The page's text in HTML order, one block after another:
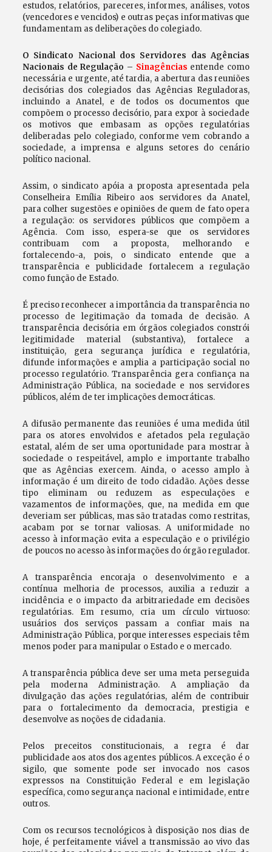
estudos, relatórios, pareceres, informes, análises, votos
(vencedores e vencidos) e outras peças informativas que
fundamentam as deliberações do colegiado.
O Sindicato Nacional dos Servidores das Agências
Nacionais de Regulação – Sinagências entende como
necessária e urgente, até tardia, a abertura das reuniões
decisórias dos colegiados das Agências Reguladoras,
incluindo a Anatel, e de todos os documentos que
compõem o processo decisório, para expor à sociedade
os motivos que embasam as opções regulatórias
deliberadas pelo colegiado, conforme vem cobrando a
sociedade, a imprensa e alguns setores do cenário
político nacional.
Assim, o sindicato apóia a proposta apresentada pela
Conselheira Emília Ribeiro aos servidores da Anatel,
para colher sugestões e opiniões de quem de fato opera
a regulação: os servidores públicos que compõem a
Agência. Com isso, espera-se que os servidores
contribuam com a proposta, melhorando e
fortalecendo-a, pois, o sindicato entende que a
transparência e publicidade fortalecem a regulação
como função de Estado.
É preciso reconhecer a importância da transparência no
processo de legitimação da tomada de decisão. A
transparência decisória em órgãos colegiados constrói
legitimidade material (substantiva), fortalece a
instituição, gera segurança jurídica e regulatória,
difunde informações e amplia a participação social no
processo regulatório. Transparência gera confiança na
Administração Pública, na sociedade e nos servidores
públicos, além de ter implicações democráticas.
A difusão permanente das reuniões é uma medida útil
para os atores envolvidos e afetados pela regulação
estatal, além de ser uma oportunidade para mostrar à
sociedade o respeitável, amplo e importante trabalho
que as Agências exercem. Ainda, o acesso amplo à
informação é um direito de todo cidadão. Ações desse
tipo eliminam ou reduzem as especulações e
vazamentos de informações, que, na medida em que
deveriam ser públicas, mas são tratadas como restritas,
acabam por se tornar valiosas. A uniformidade no
acesso à informação evita a especulação e o privilégio
de poucos no acesso às informações do órgão regulador.
A transparência encoraja o desenvolvimento e a
contínua melhoria de processos, auxilia a reduzir a
incidência e o impacto da arbitrariedade em decisões
regulatórias. Em resumo, cria um círculo virtuoso:
usuários dos serviços passam a confiar mais na
Administração Pública, porque interesses especiais têm
menos poder para manipular o Estado e o mercado.
A transparência pública deve ser uma meta perseguida
pela moderna Administração. A ampliação da
divulgação das ações regulatórias, além de contribuir
para o fortalecimento da democracia, prestigia e
desenvolve as noções de cidadania.
Pelos preceitos constitucionais, a regra é dar
publicidade aos atos dos agentes públicos. A exceção é o
sigilo, que somente pode ser invocado nos casos
expressos na Constituição Federal e em legislação
específica, como segurança nacional e intimidade, entre
outros.
Com os recursos tecnológicos à disposição nos dias de
hoje, é perfeitamente viável a transmissão ao vivo das